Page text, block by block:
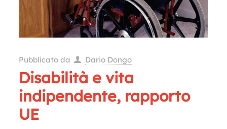
Pubblicato da Dario Dongo
Disabilità e vita
indipendente, rapporto
UE